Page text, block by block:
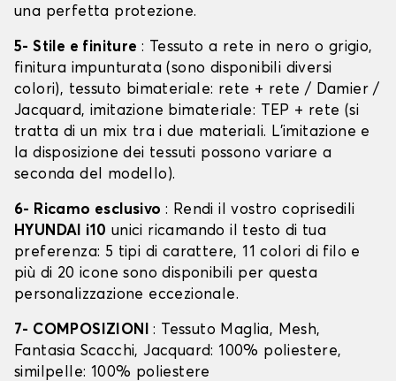
una perfetta protezione.
5- Stile e finiture : Tessuto a rete in nero o grigio,
finitura impunturata (sono disponibili diversi
colori), tessuto bimateriale: rete + rete / Damier /
Jacquard, imitazione bimateriale: TEP + rete (si
tratta di un mix tra i due materiali. L'imitazione e
la disposizione dei tessuti possono variare a
seconda del modello).
6- Ricamo esclusivo : Rendi il vostro coprisedili
HYUNDAI i10 unici ricamando il testo di tua
preferenza: 5 tipi di carattere, 11 colori di filo e
più di 20 icone sono disponibili per questa
personalizzazione eccezionale.
7- COMPOSIZIONI: Tessuto Maglia, Mesh,
Fantasia Scacchi, Jacquard: 100% poliestere,
similpelle: 100% poliestere